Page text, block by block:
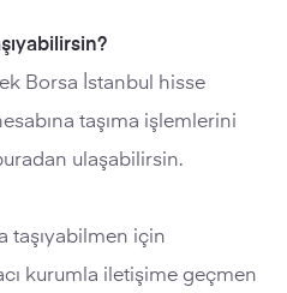
Borsa İstanbul hisse
taşıma işlemlerini
ulaşabilirsin.
taşıyabilmen için
kurumla iletişime geçmen